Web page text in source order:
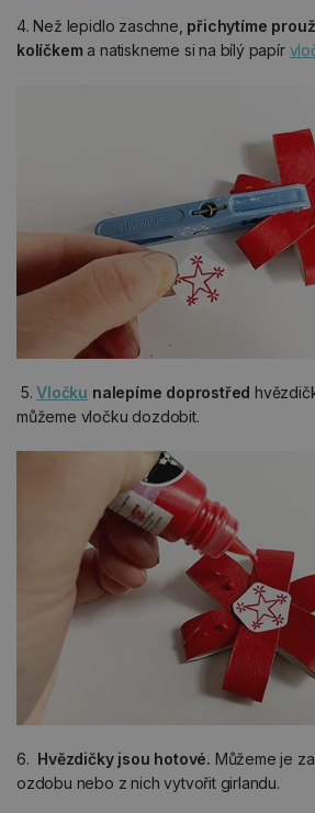
4. Než lepidlo zaschne, přichytíme
kolíčkem a natiskneme si na bílý papír
5.Vločku nalepíme doprostřed
můžeme vločku dozdobit.
6. Hvězdičky jsou hotové. Můžeme je
ozdobu nebo z nich vytvořit girlandu.